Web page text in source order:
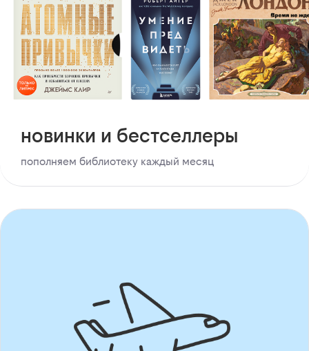
новинки и бестселлеры
пополняем библиотеку каждый месяц